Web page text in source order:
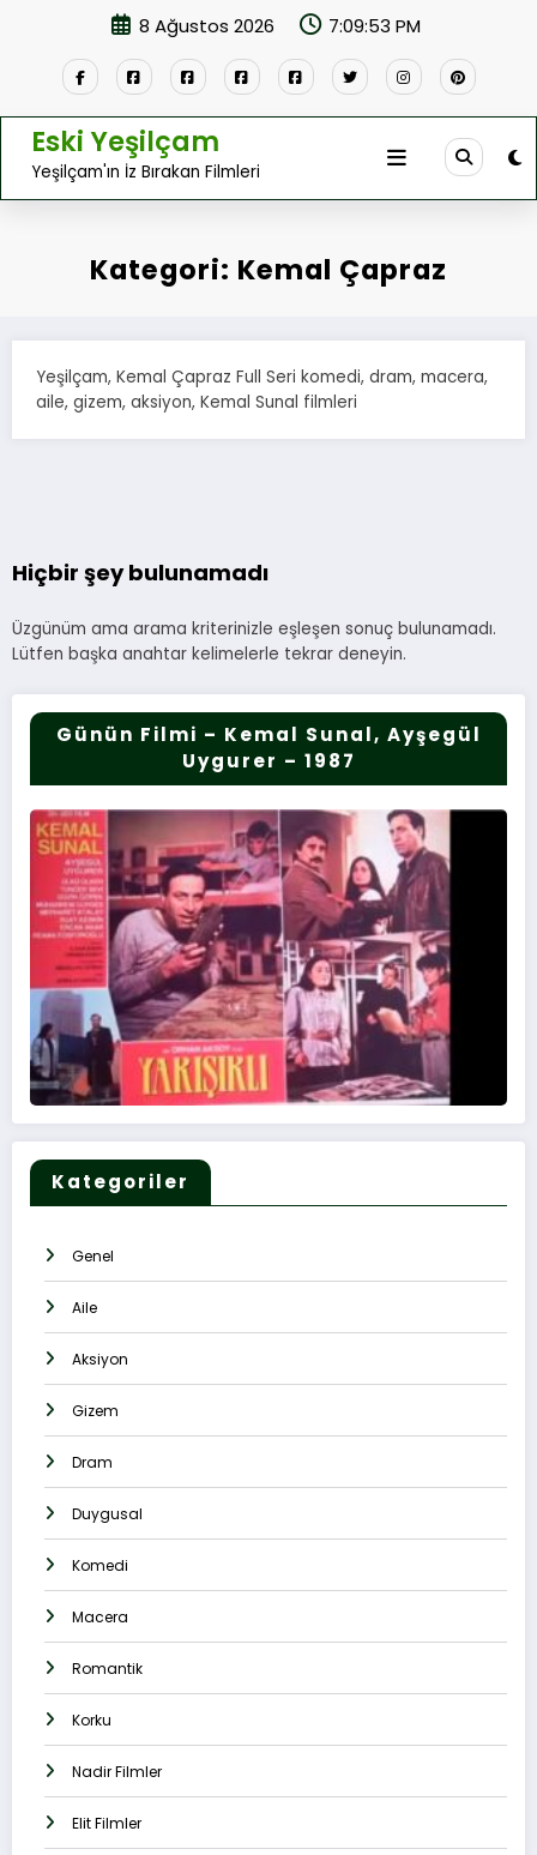
8 Ağustos 2026 7:09:53 PM
Eski Yeşilçam
Yeşilçam'ın İz Bırakan Filmleri
Kategori: Kemal Çapraz
Yeşilçam, Kemal Çapraz Full Seri komedi, dram, macera,
aile, gizem, aksiyon, Kemal Sunal filmleri
Hiçbir şey bulunamadı
Üzgünüm ama arama kriterinizle eşleşen sonuç bulunamadı.
Lütfen başka anahtar kelimelerle tekrar deneyin.
Günün Filmi – Kemal Sunal, Ayşegül
Uygurer – 1987
Kategoriler
Genel
Aile
Aksiyon
Gizem
Dram
Duygusal
Komedi
Macera
Romantik
Korku
Nadir Filmler
Elit Filmler